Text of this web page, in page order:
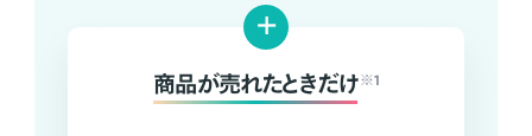
+
商品が売れたときだけ ※1